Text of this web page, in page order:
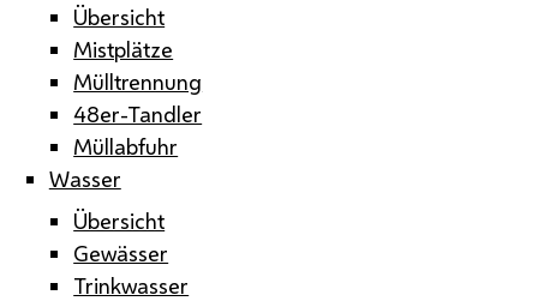
Übersicht
Mistplätze
Mülltrennung
48er-Tandler
Müllabfuhr
Wasser
Übersicht
Gewässer
Trinkwasser